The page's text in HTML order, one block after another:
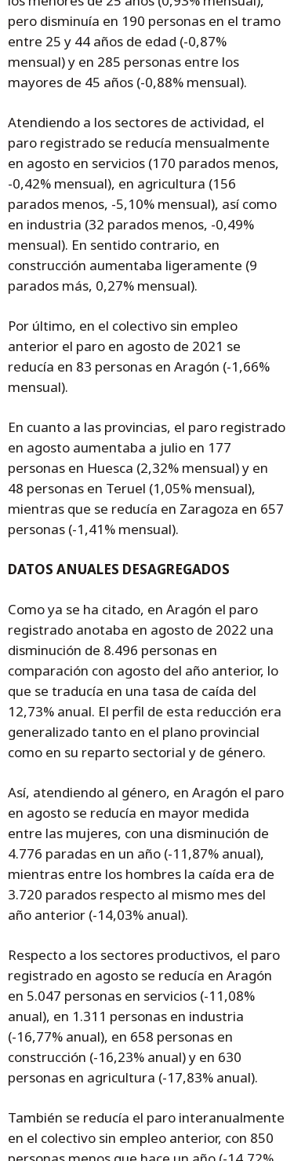
pero disminuía en 190 personas en el tramo
entre 25 y 44 años de edad (-0,87%
mensual) y en 285 personas entre los
mayores de 45 años (-0,88% mensual).
Atendiendo a los sectores de actividad, el
paro registrado se reducía mensualmente
en agosto en servicios (170 parados menos,
-0,42% mensual), en agricultura (156
parados menos, -5,10% mensual), así como
en industria (32 parados menos, -0,49%
mensual). En sentido contrario, en
construcción aumentaba ligeramente (9
parados más, 0,27% mensual).
Por último, en el colectivo sin empleo
anterior el paro en agosto de 2021 se
reducía en 83 personas en Aragón (-1,66%
mensual).
En cuanto a las provincias, el paro registrado
en agosto aumentaba a julio en 177
personas en Huesca (2,32% mensual) y en
48 personas en Teruel (1,05% mensual),
mientras que se reducía en Zaragoza en 657
personas (-1,41% mensual).
DATOS ANUALES DESAGREGADOS
Como ya se ha citado, en Aragón el paro
registrado anotaba en agosto de 2022 una
disminución de 8.496 personas en
comparación con agosto del año anterior, lo
que se traducía en una tasa de caída del
12,73% anual. El perfil de esta reducción era
generalizado tanto en el plano provincial
como en su reparto sectorial y de género.
Así, atendiendo al género, en Aragón el paro
en agosto se reducía en mayor medida
entre las mujeres, con una disminución de
4.776 paradas en un año (-11,87% anual),
mientras entre los hombres la caída era de
3.720 parados respecto al mismo mes del
año anterior (-14,03% anual).
Respecto a los sectores productivos, el paro
registrado en agosto se reducía en Aragón
en 5.047 personas en servicios (-11,08%
anual), en 1.311 personas en industria
(-16,77% anual), en 658 personas en
construcción (-16,23% anual) y en 630
personas en agricultura (-17,83% anual).
También se reducía el paro interanualmente
en el colectivo sin empleo anterior, con 850